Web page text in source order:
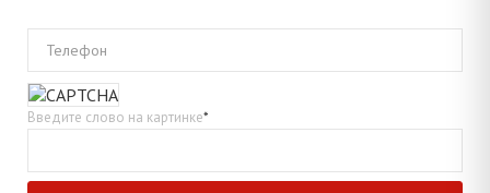
Телефон
Введите слово на картинке*